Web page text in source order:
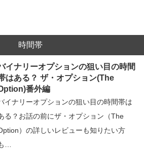
時間帯
イナリーオプションの狙い目の時間
はある？ ザ・オプション(The
番外編
イナリーオプションの狙い目の時間帯は
る？お話の前にザ・オプション（The
）の詳しいレビューも知りたい方
…